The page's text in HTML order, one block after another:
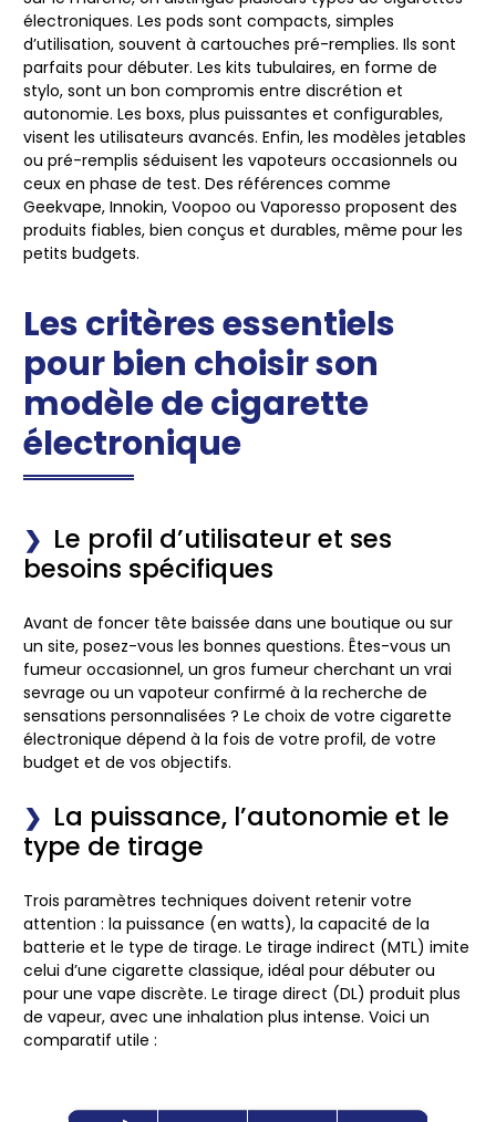
électroniques. Les pods sont compacts, simples
d’utilisation, souvent à cartouches pré-remplies. Ils sont
parfaits pour débuter. Les kits tubulaires, en forme de
stylo, sont un bon compromis entre discrétion et
autonomie. Les boxs, plus puissantes et configurables,
visent les utilisateurs avancés. Enfin, les modèles jetables
ou pré-remplis séduisent les vapoteurs occasionnels ou
ceux en phase de test. Des références comme
Geekvape, Innokin, Voopoo ou Vaporesso proposent des
produits fiables, bien conçus et durables, même pour les
petits budgets.
Les critères essentiels
pour bien choisir son
modèle de cigarette
électronique
Le profil d’utilisateur et ses
besoins spécifiques
Avant de foncer tête baissée dans une boutique ou sur
un site, posez-vous les bonnes questions. Êtes-vous un
fumeur occasionnel, un gros fumeur cherchant un vrai
sevrage ou un vapoteur confirmé à la recherche de
sensations personnalisées ? Le choix de votre cigarette
électronique dépend à la fois de votre profil, de votre
budget et de vos objectifs.
La puissance, l’autonomie et le
type de tirage
Trois paramètres techniques doivent retenir votre
attention : la puissance (en watts), la capacité de la
batterie et le type de tirage. Le tirage indirect (MTL) imite
celui d’une cigarette classique, idéal pour débuter ou
pour une vape discrète. Le tirage direct (DL) produit plus
de vapeur, avec une inhalation plus intense. Voici un
comparatif utile :